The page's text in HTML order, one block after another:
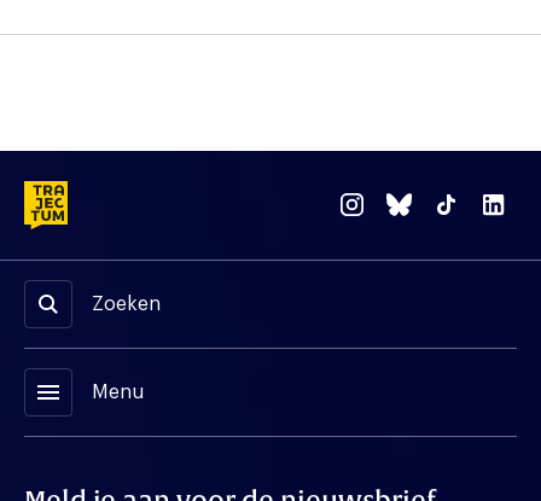
Zoeken
menu Menu